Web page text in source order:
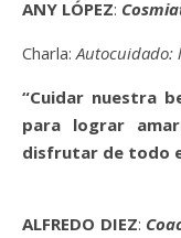
ANY LÓPEZ:
Charla: Autocuidado:
“Cuidar nuestra
para lograr
disfrutar de todo
ALFREDO DIEZ: